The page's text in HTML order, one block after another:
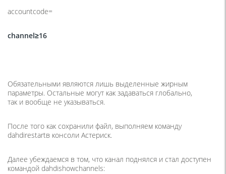
accountcode=
channel≥16
Обязательными являются лишь выделенные жирным
параметры. Остальные могут как задаваться глобально,
так и вообще не указываться.
После того как сохранили файл, выполняем команду
dahdirestartв консоли Астериск.
Далее убеждаемся в том, что канал поднялся и стал доступен
командой dahdishowchannels: